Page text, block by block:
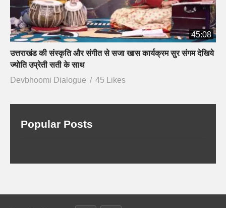
45:08
उत्तराखंड की संस्कृति और संगीत से सजा खास कार्यक्रम सुर संगम देखिये
ज्योति उप्रेती सती के साथ
Devbhoomi Dialogue
45 Likes
Popular Posts